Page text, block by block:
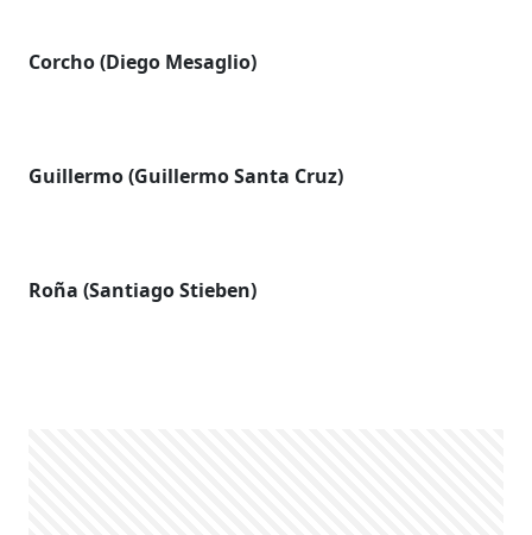
Corcho (Diego Mesaglio)
Guillermo (Guillermo Santa Cruz)
Roña (Santiago Stieben)